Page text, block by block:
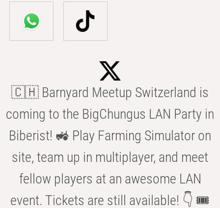
🇨🇭 Barnyard Meetup Switzerland is
coming to the BigChungus LAN Party in
Biberist! 🚜 Play Farming Simulator on
site, team up in multiplayer, and meet
fellow players at an awesome LAN
event. Tickets are still available! 👇 🎟️